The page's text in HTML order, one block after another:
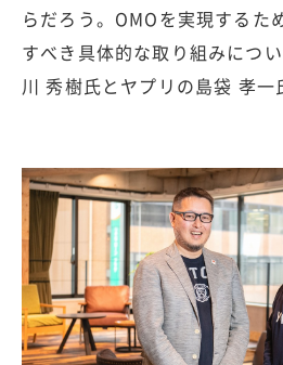
らだろう。OMOを実現するた
すべき具体的な取り組みにつ
川 秀樹氏とヤプリの島袋 孝一